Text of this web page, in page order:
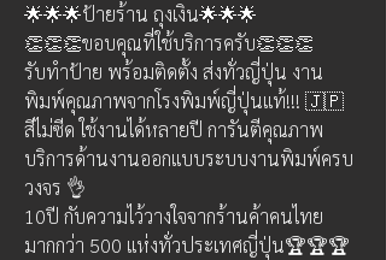
🌟🌟🌟ป้ายร้าน ถุงเงิน🌟🌟🌟
👏👏👏ขอบคุณที่ใช้บริการครับ👏👏👏
รับทำป้าย พร้อมติดตั้ง ส่งทั่วญี่ปุ่น งาน
พิมพ์คุณภาพจากโรงพิมพ์ญี่ปุ่นแท้!!! 🇯🇵
สีไม่ซีด ใช้งานได้หลายปี การันตีคุณภาพ
บริการด้านงานออกแบบระบบงานพิมพ์ครบ
วงจร 👌
10ปี กับความไว้วางใจจากร้านค้าคนไทย
มากกว่า 500 แห่งทั่วประเทศญี่ปุ่น🏆🏆🏆